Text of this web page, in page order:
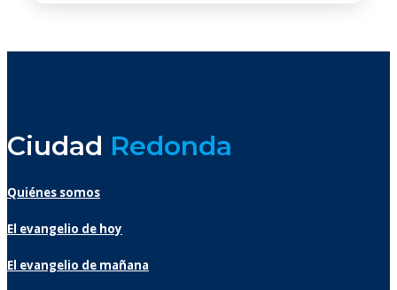
Ciudad Redonda
Quiénes somos
El evangelio de hoy
El evangelio de mañana